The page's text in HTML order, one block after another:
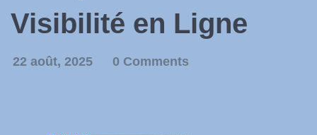
Visibilité en Ligne
22 août, 2025 0 Comments